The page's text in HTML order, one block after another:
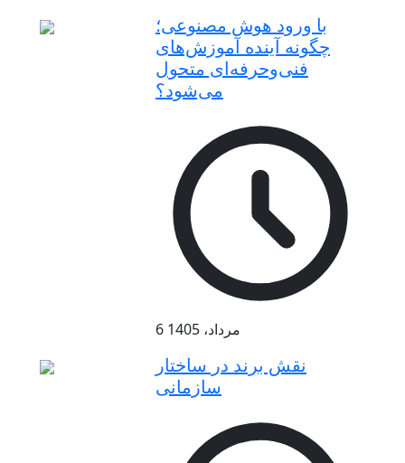
با ورود هوش مصنوعی؛
چگونه آینده آموزش‌های
فنی‌وحرفه‌ای متحول
می‌شود؟
6 مرداد، 1405
نقش برند در ساختار
سازمانی